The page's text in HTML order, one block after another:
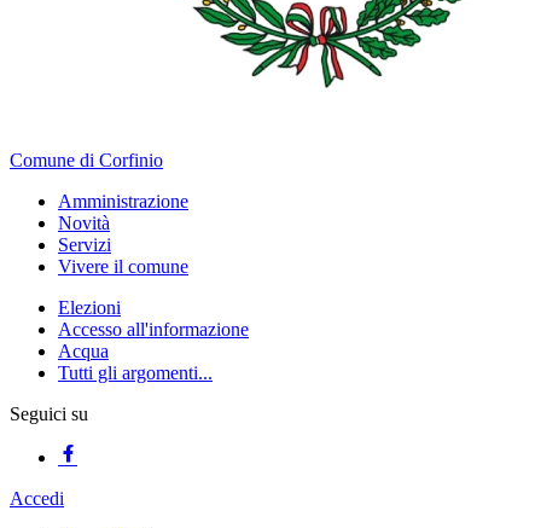
Comune di Corfinio
Amministrazione
Novità
Servizi
Vivere il comune
Elezioni
Accesso all'informazione
Acqua
Tutti gli argomenti...
Seguici su
Accedi